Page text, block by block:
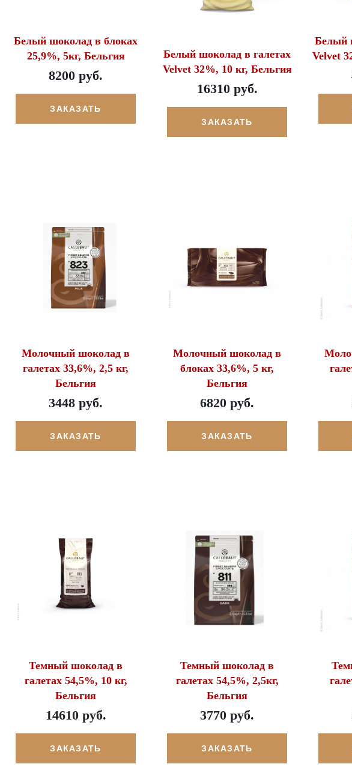
Белый шоколад в блоках
25,9%, 5кг, Бельгия
8200 руб.
ЗАКАЗАТЬ
Белый шоколад в галетах
Velvet 32%, 10 кг, Бельгия
16310 руб.
ЗАКАЗАТЬ
Белый
Velvet
Молочный шоколад в
галетах 33,6%, 2,5 кг,
Бельгия
3448 руб.
ЗАКАЗАТЬ
Молочный шоколад в
блоках 33,6%, 5 кг,
Бельгия
6820 руб.
ЗАКАЗАТЬ
Темный шоколад в
галетах 54,5%, 10 кг,
Бельгия
14610 руб.
ЗАКАЗАТЬ
Темный шоколад в
галетах 54,5%, 2,5кг,
Бельгия
3770 руб.
ЗАКАЗАТЬ